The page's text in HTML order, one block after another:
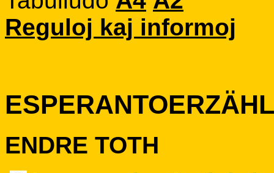
Reguloj kaj informoj
ENDRE TOTH